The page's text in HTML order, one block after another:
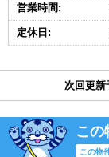
営業時間:
定休日:
次回更新
この
この物